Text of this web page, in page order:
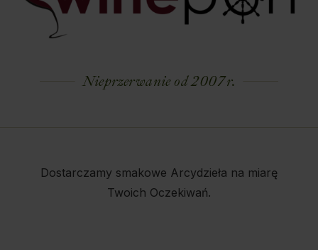
Nieprzerwanie od 2007 r.
Dostarczamy smakowe Arcydzieła na miarę
Twoich Oczekiwań.